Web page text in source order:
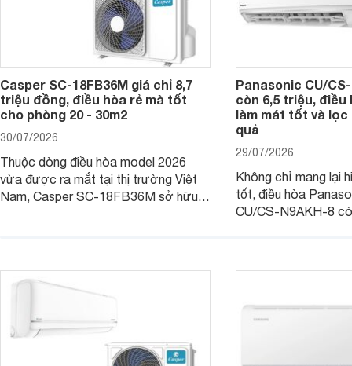
Casper SC-18FB36M giá chỉ 8,7
triệu đồng, điều hòa rẻ mà tốt
cho phòng 20 - 30m2
30/07/2026
Thuộc dòng điều hòa model 2026
vừa được ra mắt tại thị trường Việt
Nam, Casper SC-18FB36M sở hữu
nhiều tính năng và công nghệ hiện đại.
Panasonic CU/
còn 6,5 triệu, điều
làm mát tốt và lọc
quả
29/07/2026
Không chỉ mang lại
tốt, điều hòa
CU/CS-N9AKH-8